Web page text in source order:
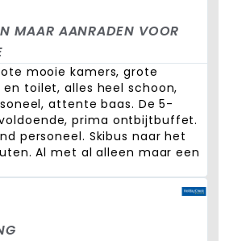
MAAR AANRADEN VOOR
mooie kamers, grote
toilet, alles heel schoon,
attente baas. De 5-
prima ontbijtbuffet.
personeel. Skibus naar het
Al met al alleen maar een